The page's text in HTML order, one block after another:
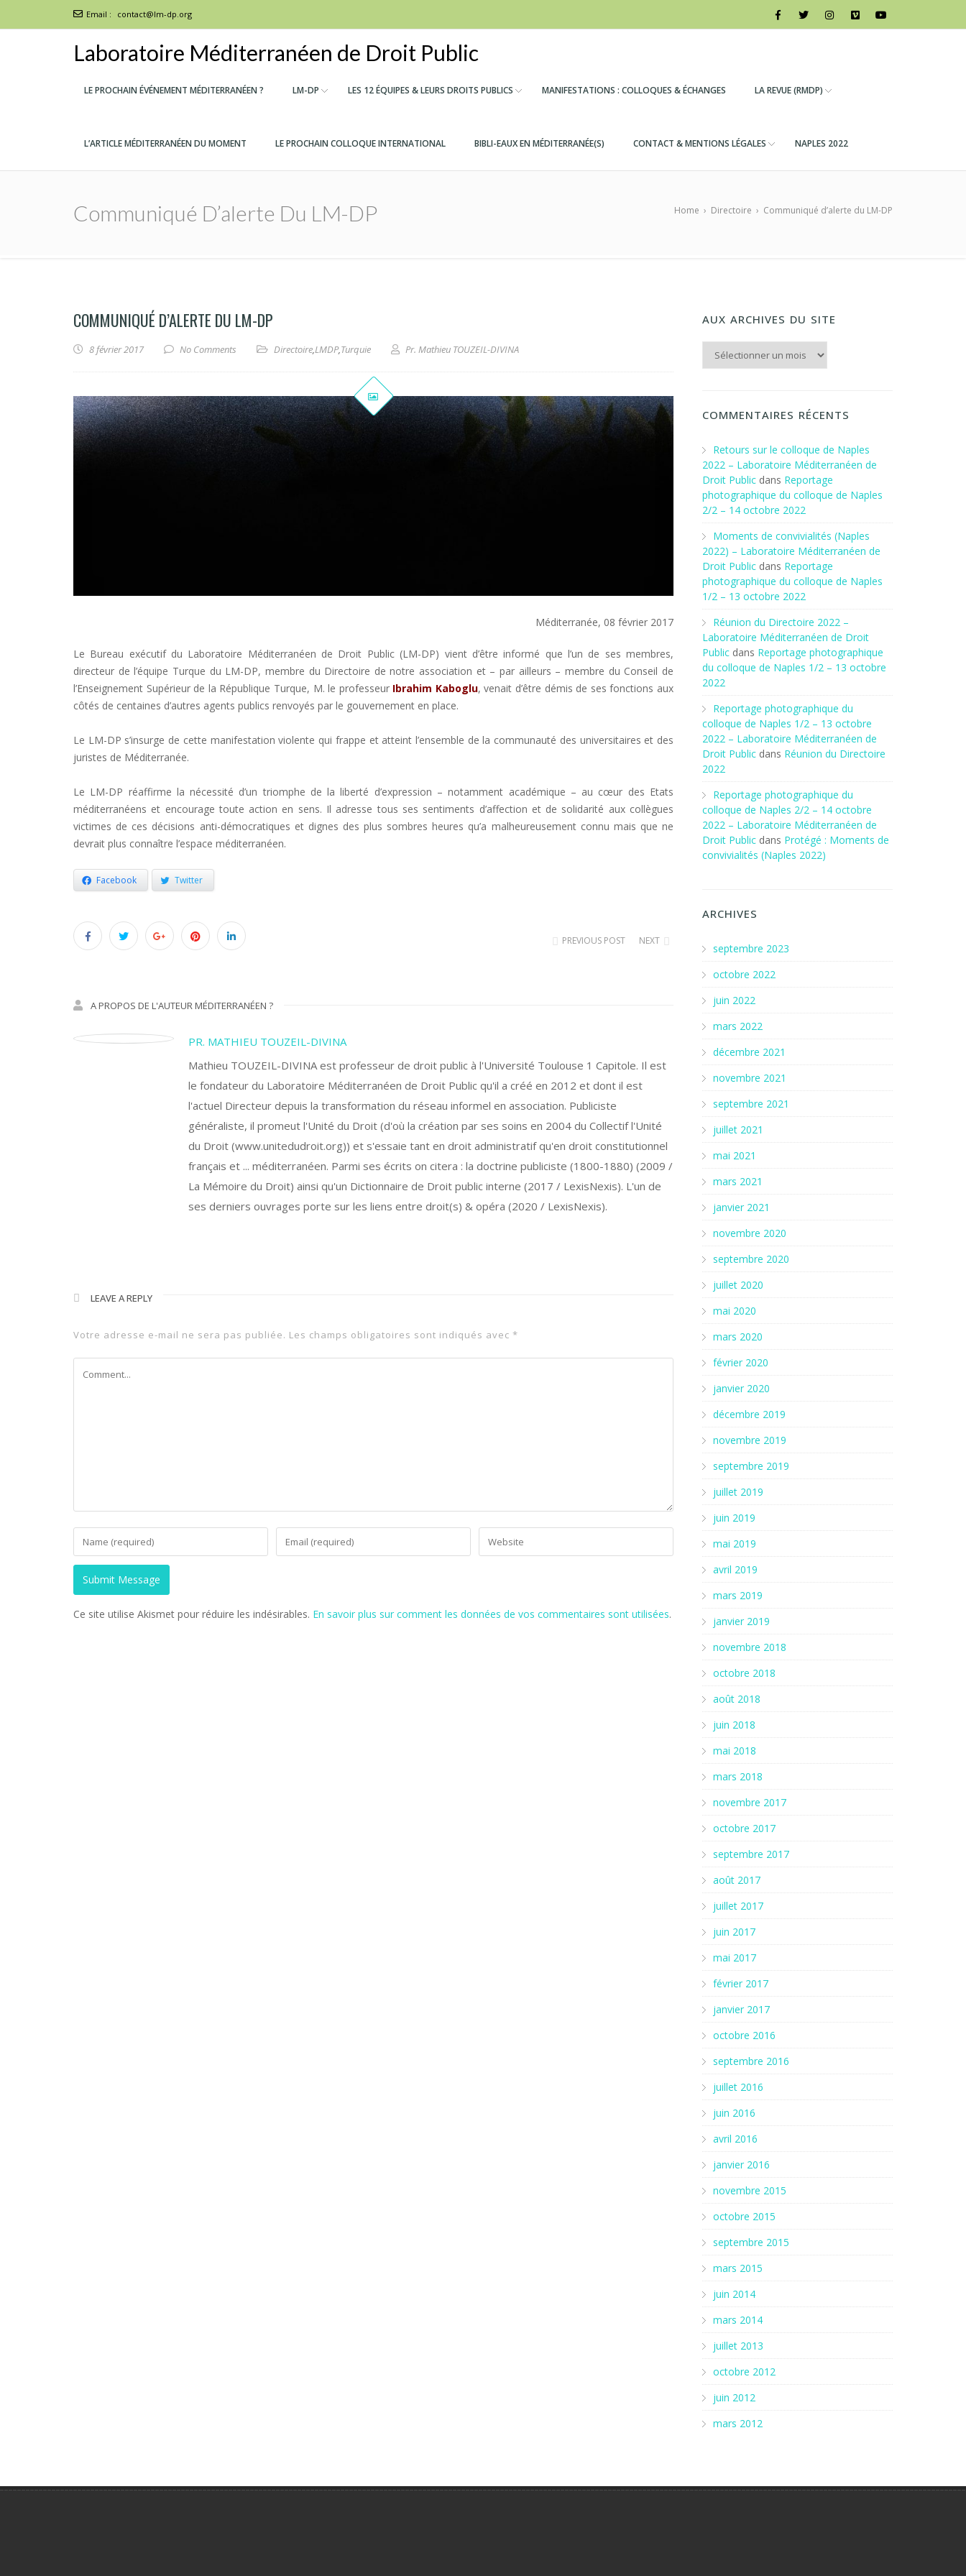
Email : contact@lm-dp.org
Laboratoire Méditerranéen de Droit Public
LE PROCHAIN ÉVÉNEMENT MÉDITERRANÉEN ? LM-DP LES 12 ÉQUIPES & LEURS DROITS PUBLICS MANIFESTATIONS : COLLOQUES & ÉCHANGES LA REVUE (RMDP)
L’ARTICLE MÉDITERRANÉEN DU MOMENT LE PROCHAIN COLLOQUE INTERNATIONAL BIBLI-EAUX EN MÉDITERRANÉE(S) CONTACT & MENTIONS LÉGALES NAPLES 2022
Communiqué D’alerte Du LM-DP Home › Directoire › Communiqué d’alerte du LM-DP
COMMUNIQUÉ D’ALERTE DU LM-DP
8 février 2017 No Comments Directoire,LMDP,Turquie Pr. Mathieu TOUZEIL-DIVINA
Méditerranée, 08 février 2017
Le Bureau exécutif du Laboratoire Méditerranéen de Droit Public (LM-DP) vient d’être informé que l’un de ses membres,
directeur de l’équipe Turque du LM-DP, membre du Directoire de notre association et – par ailleurs – membre du Conseil de
l’Enseignement Supérieur de la République Turque, M. le professeur Ibrahim Kaboglu, venait d’être démis de ses fonctions aux
côtés de centaines d’autres agents publics renvoyés par le gouvernement en place.
Le LM-DP s’insurge de cette manifestation violente qui frappe et atteint l’ensemble de la communauté des universitaires et des
juristes de Méditerranée.
Le LM-DP réaffirme la nécessité d’un triomphe de la liberté d’expression – notamment académique – au cœur des Etats
méditerranéens et encourage toute action en sens. Il adresse tous ses sentiments d’affection et de solidarité aux collègues
victimes de ces décisions anti-démocratiques et dignes des plus sombres heures qu’a malheureusement connu mais que ne
devrait plus connaître l’espace méditerranéen.
Facebook Twitter
PREVIOUS POST NEXT
A PROPOS DE L'AUTEUR MÉDITERRANÉEN ?
PR. MATHIEU TOUZEIL-DIVINA
Mathieu TOUZEIL-DIVINA est professeur de droit public à l'Université Toulouse 1 Capitole. Il est
le fondateur du Laboratoire Méditerranéen de Droit Public qu'il a créé en 2012 et dont il est
l'actuel Directeur depuis la transformation du réseau informel en association. Publiciste
généraliste, il promeut l'Unité du Droit (d'où la création par ses soins en 2004 du Collectif l'Unité
du Droit (www.unitedudroit.org)) et s'essaie tant en droit administratif qu'en droit constitutionnel
français et ... méditerranéen. Parmi ses écrits on citera : la doctrine publiciste (1800-1880) (2009 /
La Mémoire du Droit) ainsi qu'un Dictionnaire de Droit public interne (2017 / LexisNexis). L'un de
ses derniers ouvrages porte sur les liens entre droit(s) & opéra (2020 / LexisNexis).
LEAVE A REPLY
Votre adresse e-mail ne sera pas publiée. Les champs obligatoires sont indiqués avec *
Ce site utilise Akismet pour réduire les indésirables. En savoir plus sur comment les données de vos commentaires sont utilisées.
AUX ARCHIVES DU SITE
Aux archives du Site
COMMENTAIRES RÉCENTS
Retours sur le colloque de Naples
2022 – Laboratoire Méditerranéen de
Droit Public dans Reportage
photographique du colloque de Naples
2/2 – 14 octobre 2022
Moments de convivialités (Naples
2022) – Laboratoire Méditerranéen de
Droit Public dans Reportage
photographique du colloque de Naples
1/2 – 13 octobre 2022
Réunion du Directoire 2022 –
Laboratoire Méditerranéen de Droit
Public dans Reportage photographique
du colloque de Naples 1/2 – 13 octobre
2022
Reportage photographique du
colloque de Naples 1/2 – 13 octobre
2022 – Laboratoire Méditerranéen de
Droit Public dans Réunion du Directoire
2022
Reportage photographique du
colloque de Naples 2/2 – 14 octobre
2022 – Laboratoire Méditerranéen de
Droit Public dans Protégé : Moments de
convivialités (Naples 2022)
ARCHIVES
septembre 2023
octobre 2022
juin 2022
mars 2022
décembre 2021
novembre 2021
septembre 2021
juillet 2021
mai 2021
mars 2021
janvier 2021
novembre 2020
septembre 2020
juillet 2020
mai 2020
mars 2020
février 2020
janvier 2020
décembre 2019
novembre 2019
septembre 2019
juillet 2019
juin 2019
mai 2019
avril 2019
mars 2019
janvier 2019
novembre 2018
octobre 2018
août 2018
juin 2018
mai 2018
mars 2018
novembre 2017
octobre 2017
septembre 2017
août 2017
juillet 2017
juin 2017
mai 2017
février 2017
janvier 2017
octobre 2016
septembre 2016
juillet 2016
juin 2016
avril 2016
janvier 2016
novembre 2015
octobre 2015
septembre 2015
mars 2015
juin 2014
mars 2014
juillet 2013
octobre 2012
juin 2012
mars 2012